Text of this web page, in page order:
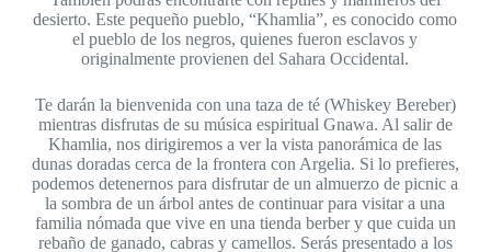
desierto. Este pequeño pueblo, “Khamlia”, es conocido como
el pueblo de los negros, quienes fueron esclavos y
originalmente provienen del Sahara Occidental.
Te darán la bienvenida con una taza de té (Whiskey Bereber)
mientras disfrutas de su música espiritual Gnawa. Al salir de
Khamlia, nos dirigiremos a ver la vista panorámica de las
dunas doradas cerca de la frontera con Argelia. Si lo prefieres,
podemos detenernos para disfrutar de un almuerzo de picnic a
la sombra de un árbol antes de continuar para visitar a una
familia nómada que vive en una tienda berber y que cuida un
rebaño de ganado, cabras y camellos. Serás presentado a los